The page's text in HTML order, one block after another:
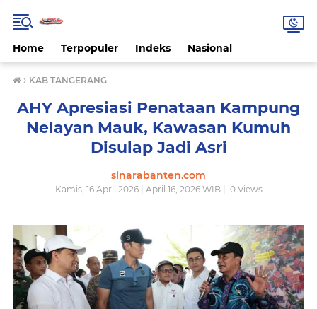
Home Terpopuler Indeks Nasional
› KAB TANGERANG
AHY Apresiasi Penataan Kampung
Nelayan Mauk, Kawasan Kumuh
Disulap Jadi Asri
sinarabanten.com
Kamis, 16 April 2026 | April 16, 2026 WIB | 0Views